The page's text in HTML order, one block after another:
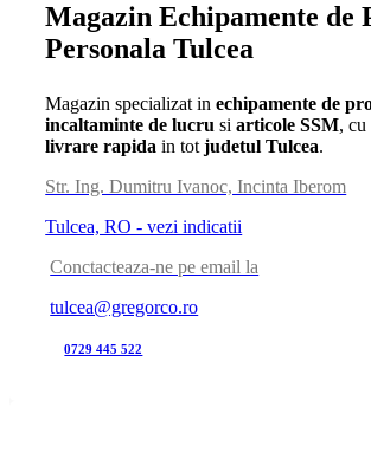
Magazin Echipamente de
Personala Tulcea
Magazin specializat inechipamente de
incaltaminte de lucru siarticole SSM, cu
livrare rapida in totjudetul Tulcea.
Str. Ing. Dumitru Ivanoc, Incinta Iberom
Tulcea, RO - vezi indicatii
Conctacteaza-ne pe email la
tulcea@gregorco.ro
0729 445 522